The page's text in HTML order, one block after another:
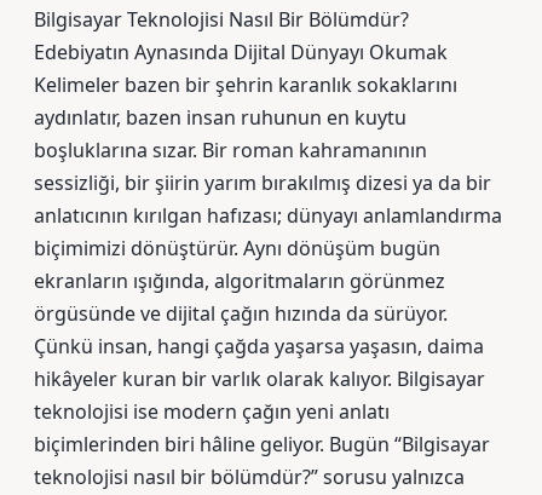
Bilgisayar Teknolojisi Nasıl Bir Bölümdür?
Edebiyatın Aynasında Dijital Dünyayı Okumak
Kelimeler bazen bir şehrin karanlık sokaklarını
aydınlatır, bazen insan ruhunun en kuytu
boşluklarına sızar. Bir roman kahramanının
sessizliği, bir şiirin yarım bırakılmış dizesi ya da bir
anlatıcının kırılgan hafızası; dünyayı anlamlandırma
biçimimizi dönüştürür. Aynı dönüşüm bugün
ekranların ışığında, algoritmaların görünmez
örgüsünde ve dijital çağın hızında da sürüyor.
Çünkü insan, hangi çağda yaşarsa yaşasın, daima
hikâyeler kuran bir varlık olarak kalıyor. Bilgisayar
teknolojisi ise modern çağın yeni anlatı
biçimlerinden biri hâline geliyor. Bugün “Bilgisayar
teknolojisi nasıl bir bölümdür?” sorusu yalnızca